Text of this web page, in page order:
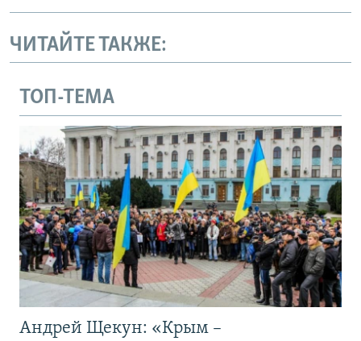
ЧИТАЙТЕ ТАКЖЕ:
ТОП-ТЕМА
Андрей Щекун: «Крым –